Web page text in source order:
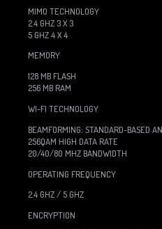
MIMO TECHNOLOGY
2.4 GHZ 3 X 3
5 GHZ 4 X 4
MEMORY
128 MB FLASH
256 MB RAM
WI-FI TECHNOLOGY
BEAMFORMING: STANDARD-BASED
256QAM HIGH DATA RATE
20/40/80 MHZ BANDWIDTH
OPERATING FREQUENCY
2.4 GHZ / 5 GHZ
ENCRYPTION